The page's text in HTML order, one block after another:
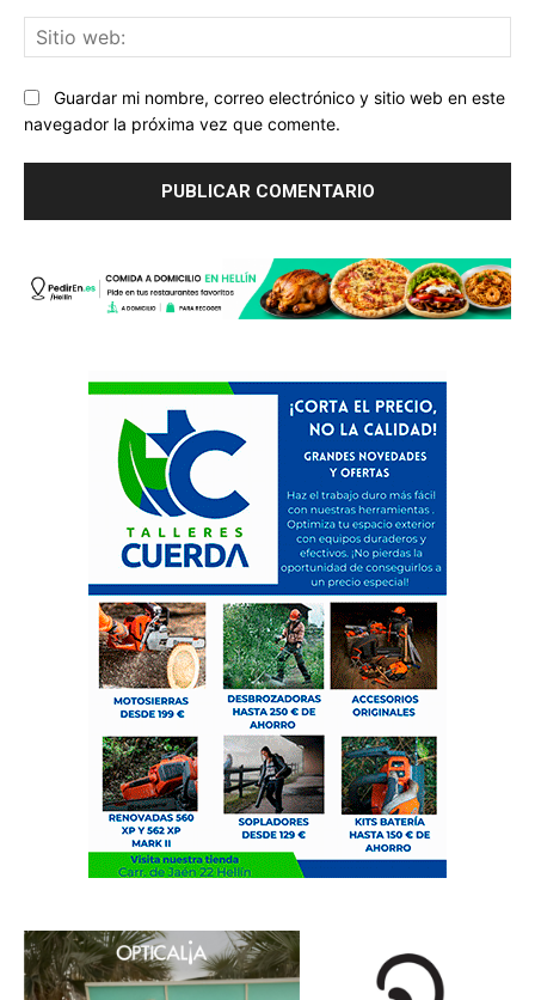
Guardar mi nombre, correo electrónico y sitio web en este
navegador la próxima vez que comente.